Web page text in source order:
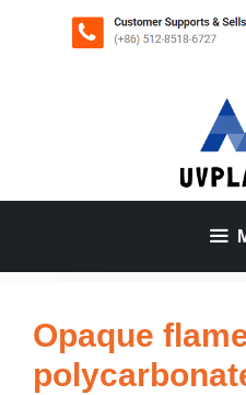
Opaque